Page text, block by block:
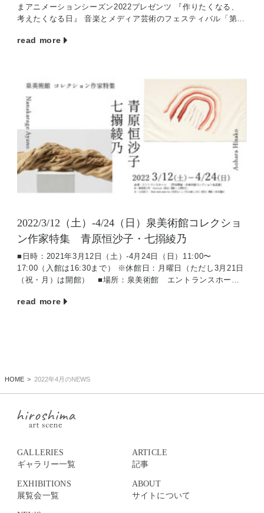
まアニメーションシーズン2022プレゼンツ 『作りたくなる、
考えたくなる日』 音楽とメディア芸術のフェスティバル「第1
read more
2022/3/12（土）-4/24（日）泉美術館コレクショ
ン作家特集 青原恒沙子・七搦綾乃
■日時：2021年3月12日（土）-4月24日（日）11:00〜
17:00（入館は16:30まで） ※休館日：月曜日（ただし3月21日
（祝・月）は開館） ■場所：泉美術館 エントランスホール
read more
HOME 2022年4月のNEWS
GALLERIES
ギャラリー一覧
EXHIBITIONS
展覧会一覧
ARTICLE
記事
ABOUT
サイトについて